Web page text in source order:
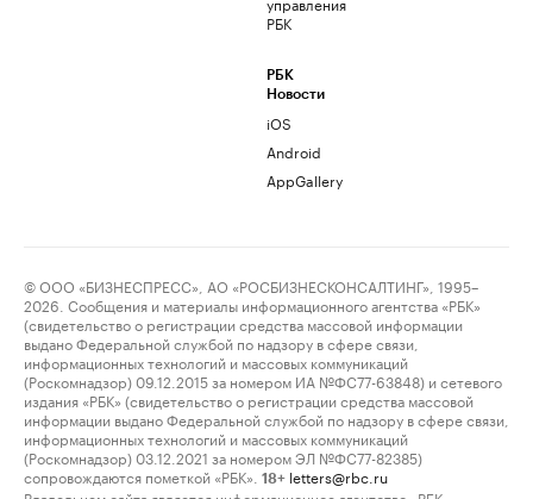
РБК
РБК
Новости
iOS
Android
AppGallery
© ООО «БИЗНЕСПРЕСС», АО «РОСБИЗНЕСКОНСАЛТИНГ», 1995–
2026. Сообщения и материалы информационного агентства «РБК»
(свидетельство о регистрации средства массовой информации
выдано Федеральной службой по надзору в сфере связи,
информационных технологий и массовых коммуникаций
(Роскомнадзор) 09.12.2015 за номером ИА №ФС77-63848) и сетевого
издания «РБК» (свидетельство о регистрации средства массовой
информации выдано Федеральной службой по надзору в сфере связи,
информационных технологий и массовых коммуникаций
(Роскомнадзор) 03.12.2021 за номером ЭЛ №ФС77-82385)
сопровождаются пометкой «РБК».
18+ letters@rbc.ru